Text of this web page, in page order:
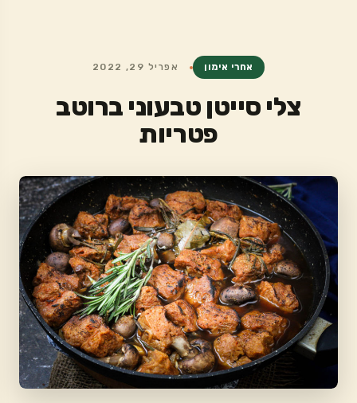
אחרי אימון אפריל 29, 2022
צלי סייטן טבעוני ברוטב
פטריות